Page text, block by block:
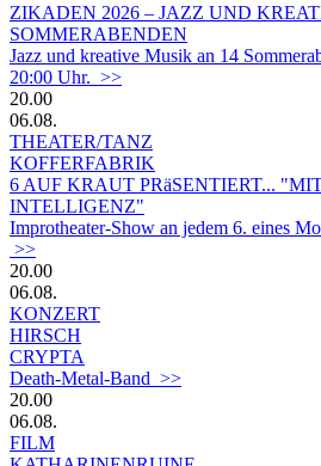
ZIKADEN 2026 – JAZZ UND
SOMMERABENDEN
Jazz und kreative Musik an 14
20:00 Uhr. >>
20.00
06.08.
THEATER/TANZ
KOFFERFABRIK
6 AUF KRAUT PRäSENTIERT...
INTELLIGENZ"
Improtheater-Show an jedem 6. eines
>>
20.00
06.08.
KONZERT
HIRSCH
CRYPTA
Death-Metal-Band >>
20.00
06.08.
FILM